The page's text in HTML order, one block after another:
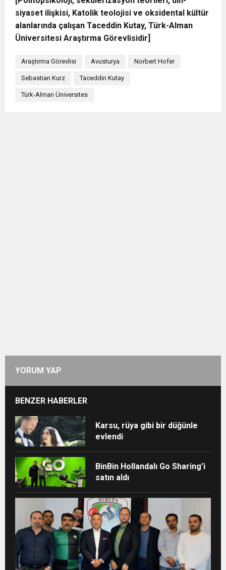
siyaset ilişkisi, Katolik teolojisi ve oksidental kültür
alanlarında çalışan Taceddin Kutay, Türk-Alman
Üniversitesi Araştırma Görevlisidir]
Araştırma Görevlisi Avusturya Norbert Hofer
Sebastian Kurz Taceddin Kutay
Türk-Alman Üniversites
YORUM YAP
BENZER HABERLER
Karsu, rüya gibi bir düğünle
evlendi
BinBin Hollandalı Go Sharing’i
satın aldı